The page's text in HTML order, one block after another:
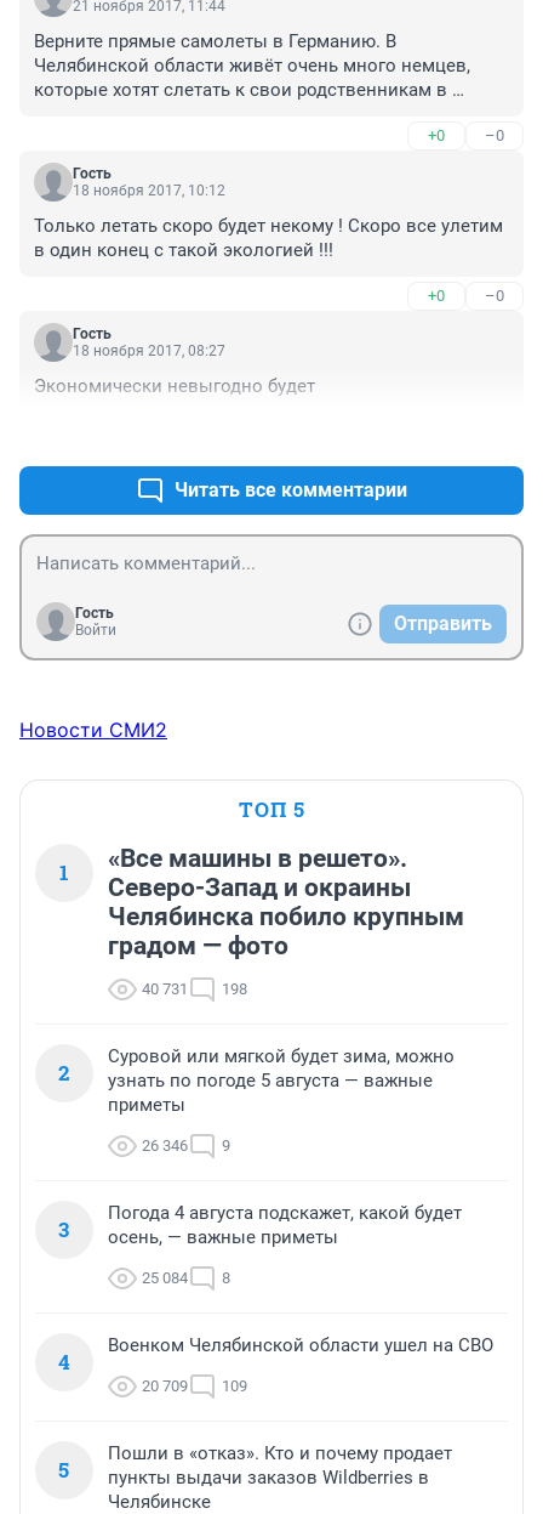
21 ноября 2017, 11:44
Верните прямые самолеты в Германию. В
Челябинской области живёт очень много немцев,
которые хотят слетать к свои родственникам в
+0 –0
Гость
18 ноября 2017, 10:12
Только летать скоро будет некому ! Скоро все улетим
в один конец с такой экологией !!!
+0 –0
Гость
18 ноября 2017, 08:27
Экономически невыгодно будет
Читать все комментарии
Гость
Войти
Отправить
Новости СМИ2
ТОП 5
1
«Все машины в решето».
Северо-Запад и окраины
Челябинска побило крупным
градом — фото
40 731 198
2
Суровой или мягкой будет зима, можно
узнать по погоде 5 августа — важные
приметы
26 346 9
3
Погода 4 августа подскажет, какой будет
осень, — важные приметы
25 084 8
4
Военком Челябинской области ушел на СВО
20 709 109
5
Пошли в «отказ». Кто и почему продает
пункты выдачи заказов Wildberries в
Челябинске